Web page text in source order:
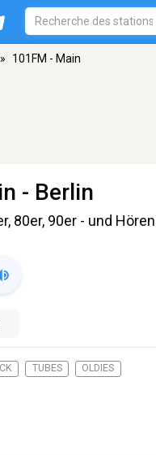
» 101FM - Main
- Berlin
80er, 90er - und
TUBES
OLDIES